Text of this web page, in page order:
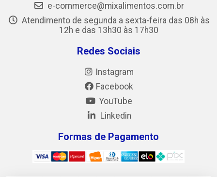
e-commerce@mixalimentos.com.br
Atendimento de segunda a sexta-feira das 08h às
12h e das 13h30 às 17h30
Redes Sociais
Instagram
Facebook
YouTube
Linkedin
Formas de Pagamento